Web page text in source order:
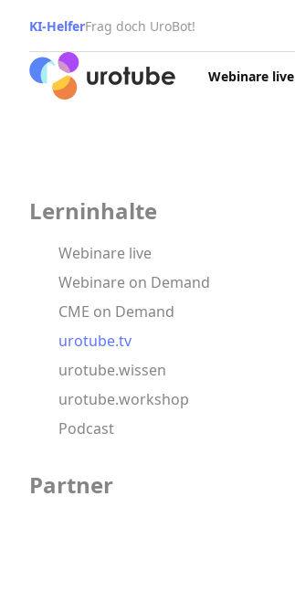
KI-HelferFrag doch UroBot!
Click here to go back to frontpage
Webinare live
Lerninhalte
Webinare live
Webinare on Demand
CME on Demand
urotube.tv
urotube.wissen
urotube.workshop
Podcast
Partner